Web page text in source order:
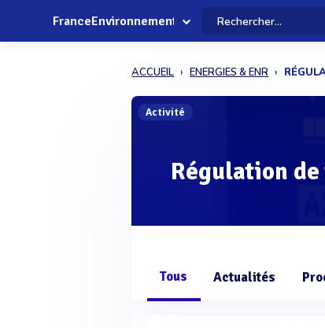
FranceEnvironnement
ACCUEIL ENERGIES & ENR
Activité
Régulation
Tous Actualités